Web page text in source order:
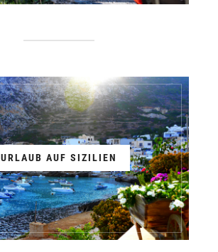
URLAUB AUF SIZILIEN